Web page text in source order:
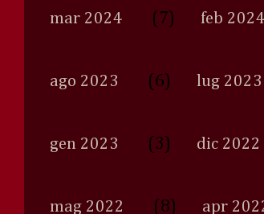
mar 2024 (7) feb 2024
ago 2023 (6) lug 2023
gen 2023 (3) dic 2022
mag 2022 (8) apr